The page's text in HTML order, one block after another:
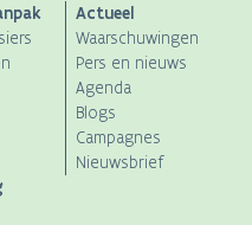
Actueel
Waarschuwingen
Pers en nieuws
Agenda
Blogs
Campagnes
Nieuwsbrief